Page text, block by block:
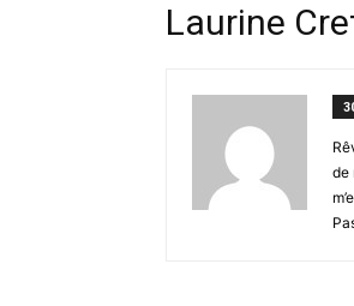
Laurine
de